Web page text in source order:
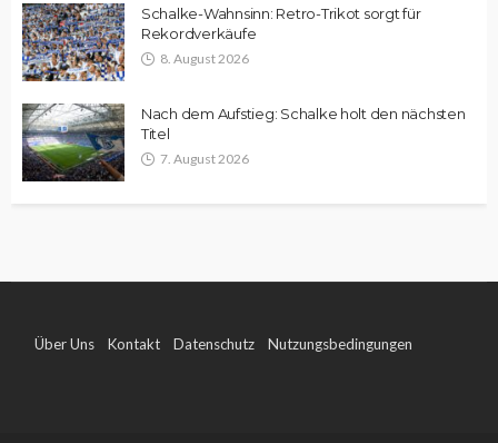
Schalke-Wahnsinn: Retro-Trikot sorgt für
Rekordverkäufe
8. August 2026
Nach dem Aufstieg: Schalke holt den nächsten
Titel
7. August 2026
Über Uns Kontakt Datenschutz Nutzungsbedingungen